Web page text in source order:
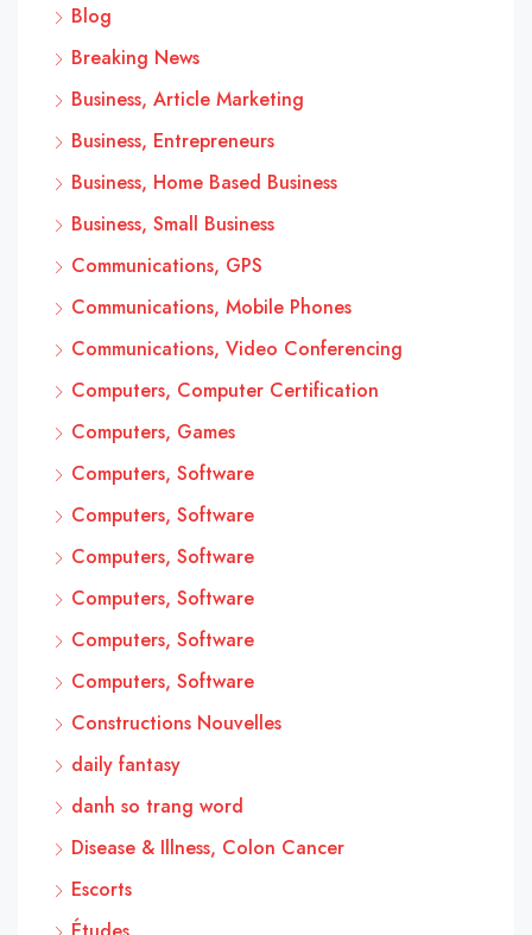
Blog
Breaking News
Business, Article Marketing
Business, Entrepreneurs
Business, Home Based Business
Business, Small Business
Communications, GPS
Communications, Mobile Phones
Communications, Video Conferencing
Computers, Computer Certification
Computers, Games
Computers, Software
Computers, Software
Computers, Software
Computers, Software
Computers, Software
Computers, Software
Constructions Nouvelles
daily fantasy
danh so trang word
Disease & Illness, Colon Cancer
Escorts